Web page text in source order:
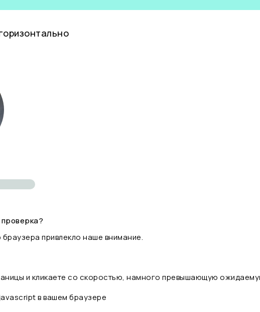
привлекло наше внимание.
и кликаете со скоростью, намного превышающую
в вашем браузере